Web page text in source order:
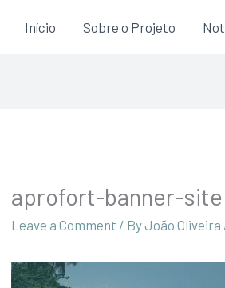
Início Sobre o Projeto
aprofort-banner-site
Leave a Comment / ByJoão Oliveira